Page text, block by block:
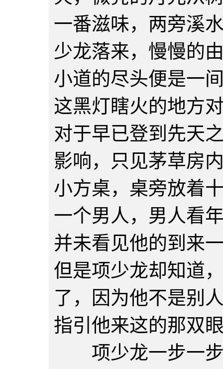
一番滋味，两旁溪
少龙落来，慢慢的
小道的尽头便是一
这黑灯瞎火的地方
对于早已登到先天
影响，只见茅草房
小方桌，桌旁放着
一个男人，男人看
并未看见他的到来
但是项少龙却知道
了，因为他不是别
指引他来这的那双
项少龙一步一步